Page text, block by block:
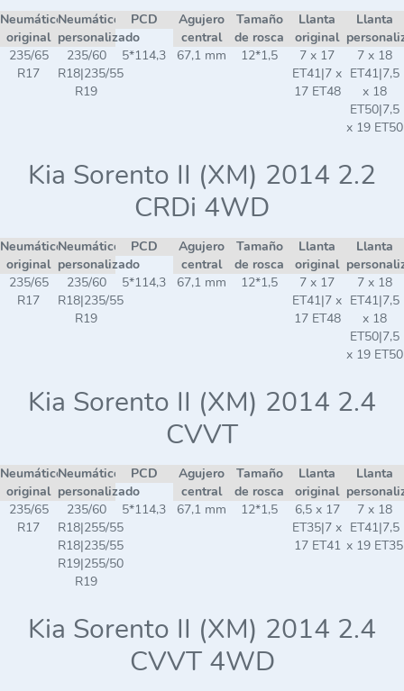
Neumático
original
Neumático
personalizado
PCD
Agujero
central
Tamaño
de rosca
Llanta
original
Llanta
235/65
R17
235/60
R18|235/55
R19
5*114,3 67,1 mm 12*1,5
7 x 17
ET41|7 x
17 ET48
7 x 18
ET41|7,5
x 18
ET50|7,5
x 19 ET50
Kia Sorento II (XM) 2014 2.2
CRDi 4WD
Neumático
original
Neumático
personalizado
PCD
Agujero
central
Tamaño
de rosca
Llanta
original
Llanta
235/65
R17
235/60
R18|235/55
R19
5*114,3 67,1 mm 12*1,5
7 x 17
ET41|7 x
17 ET48
7 x 18
ET41|7,5
x 18
ET50|7,5
x 19 ET50
Kia Sorento II (XM) 2014 2.4
CVVT
Neumático
original
Neumático
personalizado
PCD
Agujero
central
Tamaño
de rosca
Llanta
original
Llanta
235/65
R17
235/60
R18|255/55
R18|235/55
R19|255/50
R19
5*114,3 67,1 mm 12*1,5
6,5 x 17
ET35|7 x
17 ET41
7 x 18
ET41|7,5
x 19 ET35
Kia Sorento II (XM) 2014 2.4
CVVT 4WD